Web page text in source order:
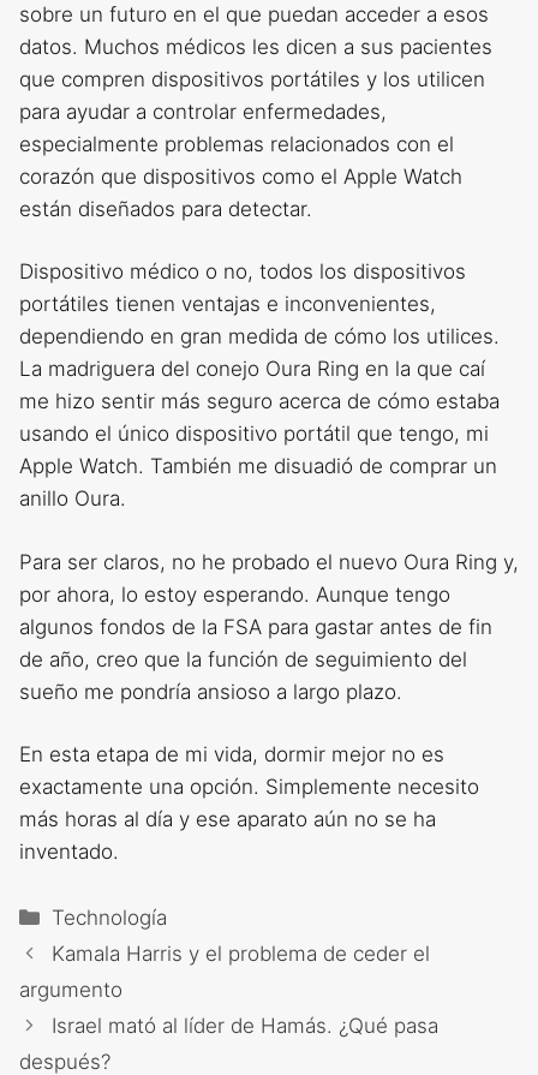
sobre un futuro en el que puedan acceder a esos
datos. Muchos médicos les dicen a sus pacientes
que compren dispositivos portátiles y los utilicen
para ayudar a controlar enfermedades,
especialmente problemas relacionados con el
corazón que dispositivos como el Apple Watch
están diseñados para detectar.
Dispositivo médico o no, todos los dispositivos
portátiles tienen ventajas e inconvenientes,
dependiendo en gran medida de cómo los utilices.
La madriguera del conejo Oura Ring en la que caí
me hizo sentir más seguro acerca de cómo estaba
usando el único dispositivo portátil que tengo, mi
Apple Watch. También me disuadió de comprar un
anillo Oura.
Para ser claros, no he probado el nuevo Oura Ring y,
por ahora, lo estoy esperando. Aunque tengo
algunos fondos de la FSA para gastar antes de fin
de año, creo que la función de seguimiento del
sueño me pondría ansioso a largo plazo.
En esta etapa de mi vida, dormir mejor no es
exactamente una opción. Simplemente necesito
más horas al día y ese aparato aún no se ha
inventado.
Categorías
Technología
Kamala Harris y el problema de ceder el
argumento
Israel mató al líder de Hamás. ¿Qué pasa
después?